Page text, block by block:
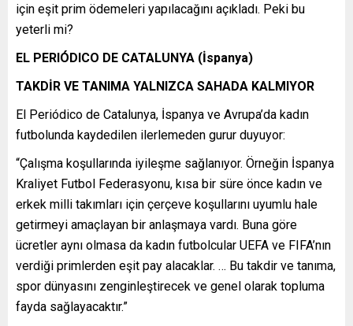
için eşit prim ödemeleri yapılacağını açıkladı. Peki bu
yeterli mi?
EL PERIÓDICO DE CATALUNYA (İspanya)
TAKDİR VE TANIMA YALNIZCA SAHADA KALMIYOR
El Periódico de Catalunya, İspanya ve Avrupa’da kadın
futbolunda kaydedilen ilerlemeden gurur duyuyor:
“Çalışma koşullarında iyileşme sağlanıyor. Örneğin İspanya
Kraliyet Futbol Federasyonu, kısa bir süre önce kadın ve
erkek milli takımları için çerçeve koşullarını uyumlu hale
getirmeyi amaçlayan bir anlaşmaya vardı. Buna göre
ücretler aynı olmasa da kadın futbolcular UEFA ve FIFA’nın
verdiği primlerden eşit pay alacaklar. … Bu takdir ve tanıma,
spor dünyasını zenginleştirecek ve genel olarak topluma
fayda sağlayacaktır.”